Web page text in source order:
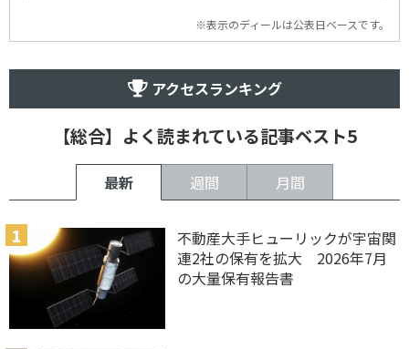
※表示のディールは公表日ベースです。
アクセスランキング
【総合】よく読まれている記事ベスト5
最新 週間 月間
不動産大手ヒューリックが宇宙関
連2社の保有を拡大 2026年7月
の大量保有報告書